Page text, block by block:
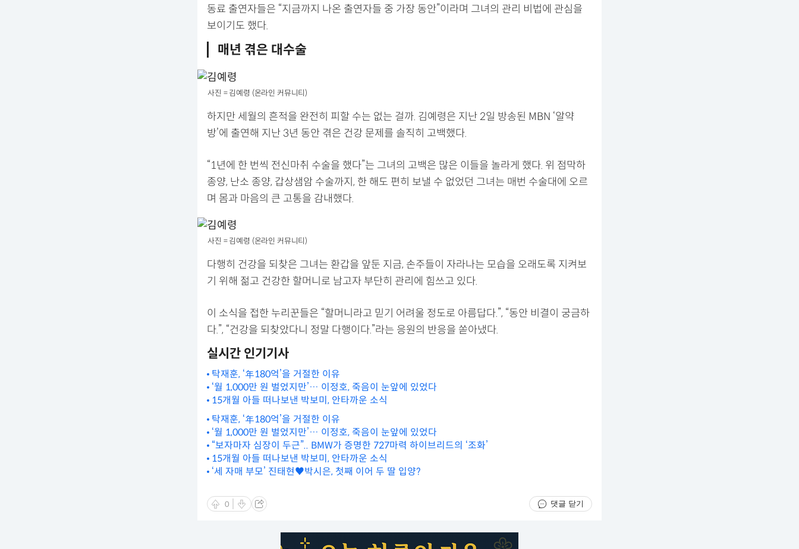
동료 출연자들은 “지금까지 나온 출연자들 중 가장 동안”이라며 그녀의 관리 비법에 관심을
보이기도 했다.
매년 겪은 대수술
사진 = 김예령 (온라인 커뮤니티)
하지만 세월의 흔적을 완전히 피할 수는 없는 걸까. 김예령은 지난 2일 방송된 MBN ‘알약
방’에 출연해 지난 3년 동안 겪은 건강 문제를 솔직히 고백했다.
“1년에 한 번씩 전신마취 수술을 했다”는 그녀의 고백은 많은 이들을 놀라게 했다. 위 점막하
종양, 난소 종양, 갑상샘암 수술까지, 한 해도 편히 보낼 수 없었던 그녀는 매번 수술대에 오르
며 몸과 마음의 큰 고통을 감내했다.
사진 = 김예령 (온라인 커뮤니티)
다행히 건강을 되찾은 그녀는 환갑을 앞둔 지금, 손주들이 자라나는 모습을 오래도록 지켜보
기 위해 젊고 건강한 할머니로 남고자 부단히 관리에 힘쓰고 있다.
이 소식을 접한 누리꾼들은 “할머니라고 믿기 어려울 정도로 아름답다.”, “동안 비결이 궁금하
다.”, “건강을 되찾았다니 정말 다행이다.”라는 응원의 반응을 쏟아냈다.
실시간 인기기사
탁재훈, ‘年180억’을 거절한 이유
‘월 1,000만 원 벌었지만’… 이정호, 죽음이 눈앞에 있었다
15개월 아들 떠나보낸 박보미, 안타까운 소식
탁재훈, ‘年180억’을 거절한 이유
‘월 1,000만 원 벌었지만’… 이정호, 죽음이 눈앞에 있었다
“보자마자 심장이 두근”.. BMW가 증명한 727마력 하이브리드의 ‘조화’
15개월 아들 떠나보낸 박보미, 안타까운 소식
‘세 자매 부모’ 진태현♥박시은, 첫째 이어 두 딸 입양?
0 댓글 닫기